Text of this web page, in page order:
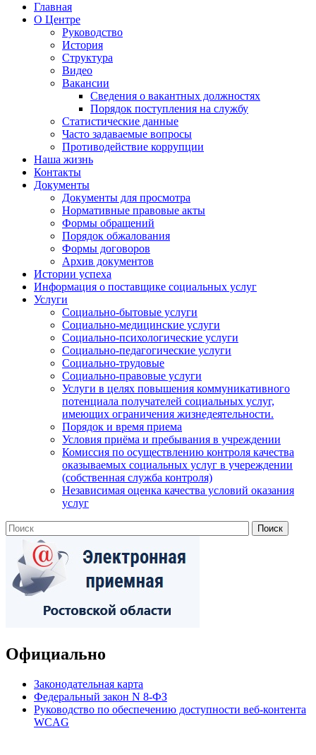
Главная
О Центре
Руководство
История
Структура
Видео
Вакансии
Сведения о вакантных должностях
Порядок поступления на службу
Статистические данные
Часто задаваемые вопросы
Противодействие коррупции
Наша жизнь
Контакты
Документы
Документы для просмотра
Нормативные правовые акты
Формы обращений
Порядок обжалования
Формы договоров
Архив документов
Истории успеха
Информация о поставщике социальных услуг
Услуги
Социально-бытовые услуги
Социально-медицинские услуги
Социально-психологические услуги
Социально-педагогические услуги
Социально-трудовые
Социально-правовые услуги
Услуги в целях повышения коммуникативного
потенциала получателей социальных услуг,
имеющих ограничения жизнедеятельности.
Порядок и время приема
Условия приёма и пребывания в учреждении
Комиссия по осуществлению контроля качества
оказываемых социальных услуг в учереждении
(собственная служба контроля)
Независимая оценка качества условий оказания
услуг
Официально
Законодательная карта
Федеральный закон N 8-ФЗ
Руководство по обеспечению доступности веб-контента
WCAG